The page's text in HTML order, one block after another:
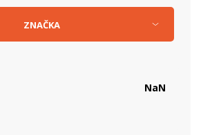
ZNAČKA